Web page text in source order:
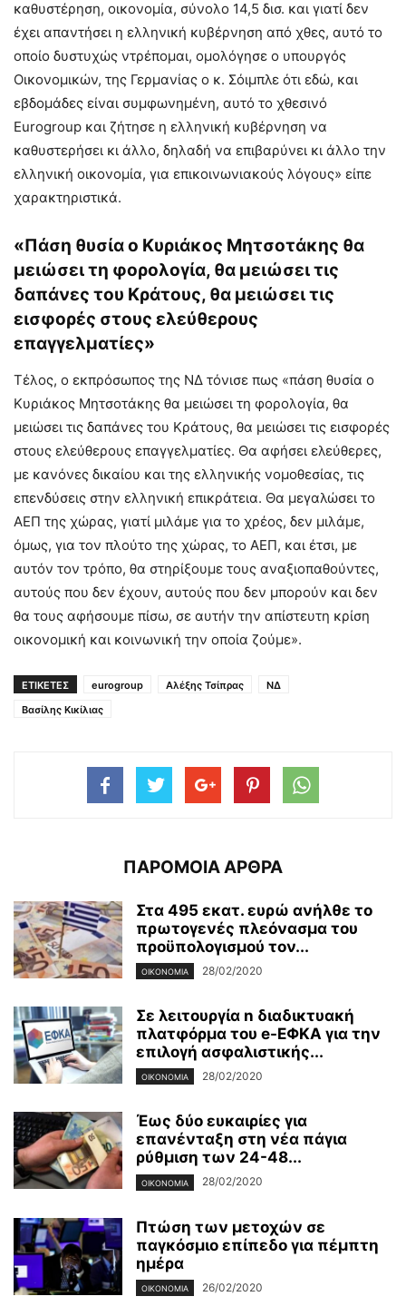
καθυστέρηση, οικονομία, σύνολο 14,5 δισ. και γιατί δεν
έχει απαντήσει η ελληνική κυβέρνηση από χθες, αυτό το
οποίο δυστυχώς ντρέπομαι, ομολόγησε ο υπουργός
Οικονομικών, της Γερμανίας ο κ. Σόιμπλε ότι εδώ, και
εβδομάδες είναι συμφωνημένη, αυτό το χθεσινό
Eurogroup και ζήτησε η ελληνική κυβέρνηση να
καθυστερήσει κι άλλο, δηλαδή να επιβαρύνει κι άλλο την
ελληνική οικονομία, για επικοινωνιακούς λόγους» είπε
χαρακτηριστικά.
«Πάση θυσία ο Κυριάκος Μητσοτάκης θα
μειώσει τη φορολογία, θα μειώσει τις
δαπάνες του Κράτους, θα μειώσει τις
εισφορές στους ελεύθερους
επαγγελματίες»
Τέλος, ο εκπρόσωπος της ΝΔ τόνισε πως «πάση θυσία ο
Κυριάκος Μητσοτάκης θα μειώσει τη φορολογία, θα
μειώσει τις δαπάνες του Κράτους, θα μειώσει τις εισφορές
στους ελεύθερους επαγγελματίες. Θα αφήσει ελεύθερες,
με κανόνες δικαίου και της ελληνικής νομοθεσίας, τις
επενδύσεις στην ελληνική επικράτεια. Θα μεγαλώσει το
ΑΕΠ της χώρας, γιατί μιλάμε για το χρέος, δεν μιλάμε,
όμως, για τον πλούτο της χώρας, το ΑΕΠ, και έτσι, με
αυτόν τον τρόπο, θα στηρίξουμε τους αναξιοπαθούντες,
αυτούς που δεν έχουν, αυτούς που δεν μπορούν και δεν
θα τους αφήσουμε πίσω, σε αυτήν την απίστευτη κρίση
οικονομική και κοινωνική την οποία ζούμε».
ΕΤΙΚΕΤΕΣ eurogroup Αλέξης Τσίπρας
ΝΔ
Βασίλης Κικίλιας
ΠΑΡΟΜΟΙΑ ΑΡΘΡΑ
Στα 495 εκατ. ευρώ ανήλθε το
πρωτογενές πλεόνασμα του
προϋπολογισμού τον...
ΟΙΚΟΝΟΜΊΑ 28/02/2020
Σε λειτουργία n διαδικτυακή
πλατφόρμα του e-ΕΦΚΑ για την
επιλογή ασφαλιστικής...
ΟΙΚΟΝΟΜΊΑ 28/02/2020
Έως δύο ευκαιρίες για
επανένταξη στη νέα πάγια
ρύθμιση των 24-48...
ΟΙΚΟΝΟΜΊΑ 28/02/2020
Πτώση των μετοχών σε
παγκόσμιο επίπεδο για πέμπτη
ημέρα
ΟΙΚΟΝΟΜΊΑ 26/02/2020